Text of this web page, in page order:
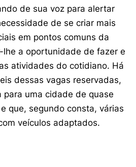
de sua voz para alertar
de se criar mais
em pontos comuns da
a oportunidade de fazer e
atividades do cotidiano. Há
dessas vagas reservadas,
para uma cidade de quase
que, segundo consta, várias
veículos adaptados.